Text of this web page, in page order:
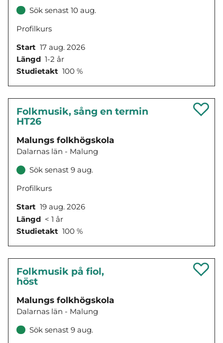
Sök senast 10 aug.
Profilkurs
Start 17 aug. 2026
Längd 1-2 år
Studietakt 100 %
Folkmusik, sång en termin
HT26
Malungs folkhögskola
Dalarnas län - Malung
Sök senast 9 aug.
Profilkurs
Start 19 aug. 2026
Längd < 1 år
Studietakt 100 %
Folkmusik på fiol,
höst
Malungs folkhögskola
Dalarnas län - Malung
Sök senast 9 aug.